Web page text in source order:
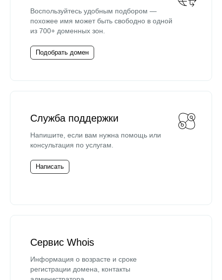
Воспользуйтесь удобным подбором —
похожее имя может быть свободно в одной
из 700+ доменных зон.
Подобрать домен
Служба поддержки
Напишите, если вам нужна помощь или
консультация по услугам.
Написать
Сервис Whois
Информация о возрасте и сроке
регистрации домена, контакты